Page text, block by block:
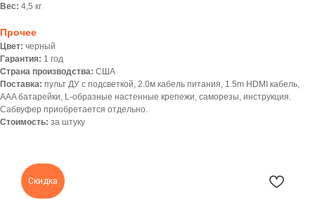
Вес: 4,5 кг
Прочее
Цвет: черный
Гарантия: 1 год
Страна производства: США
Поставка: пульт ДУ с подсветкой, 2.0м кабель питания, 1.5m HDMI кабель,
AAA батарейки, L-образные настенные крепежи, саморезы, инструкция.
Сабвуфер приобретается отдельно.
Стоимость: за штуку
Скидка